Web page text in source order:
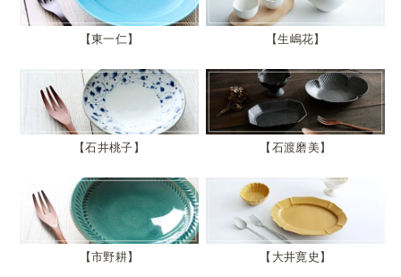
東一仁 生嶋花
石井桃子 石渡磨美
市野耕 大井寛史